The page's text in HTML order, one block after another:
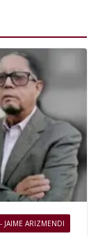
JAIME ARIZMENDI